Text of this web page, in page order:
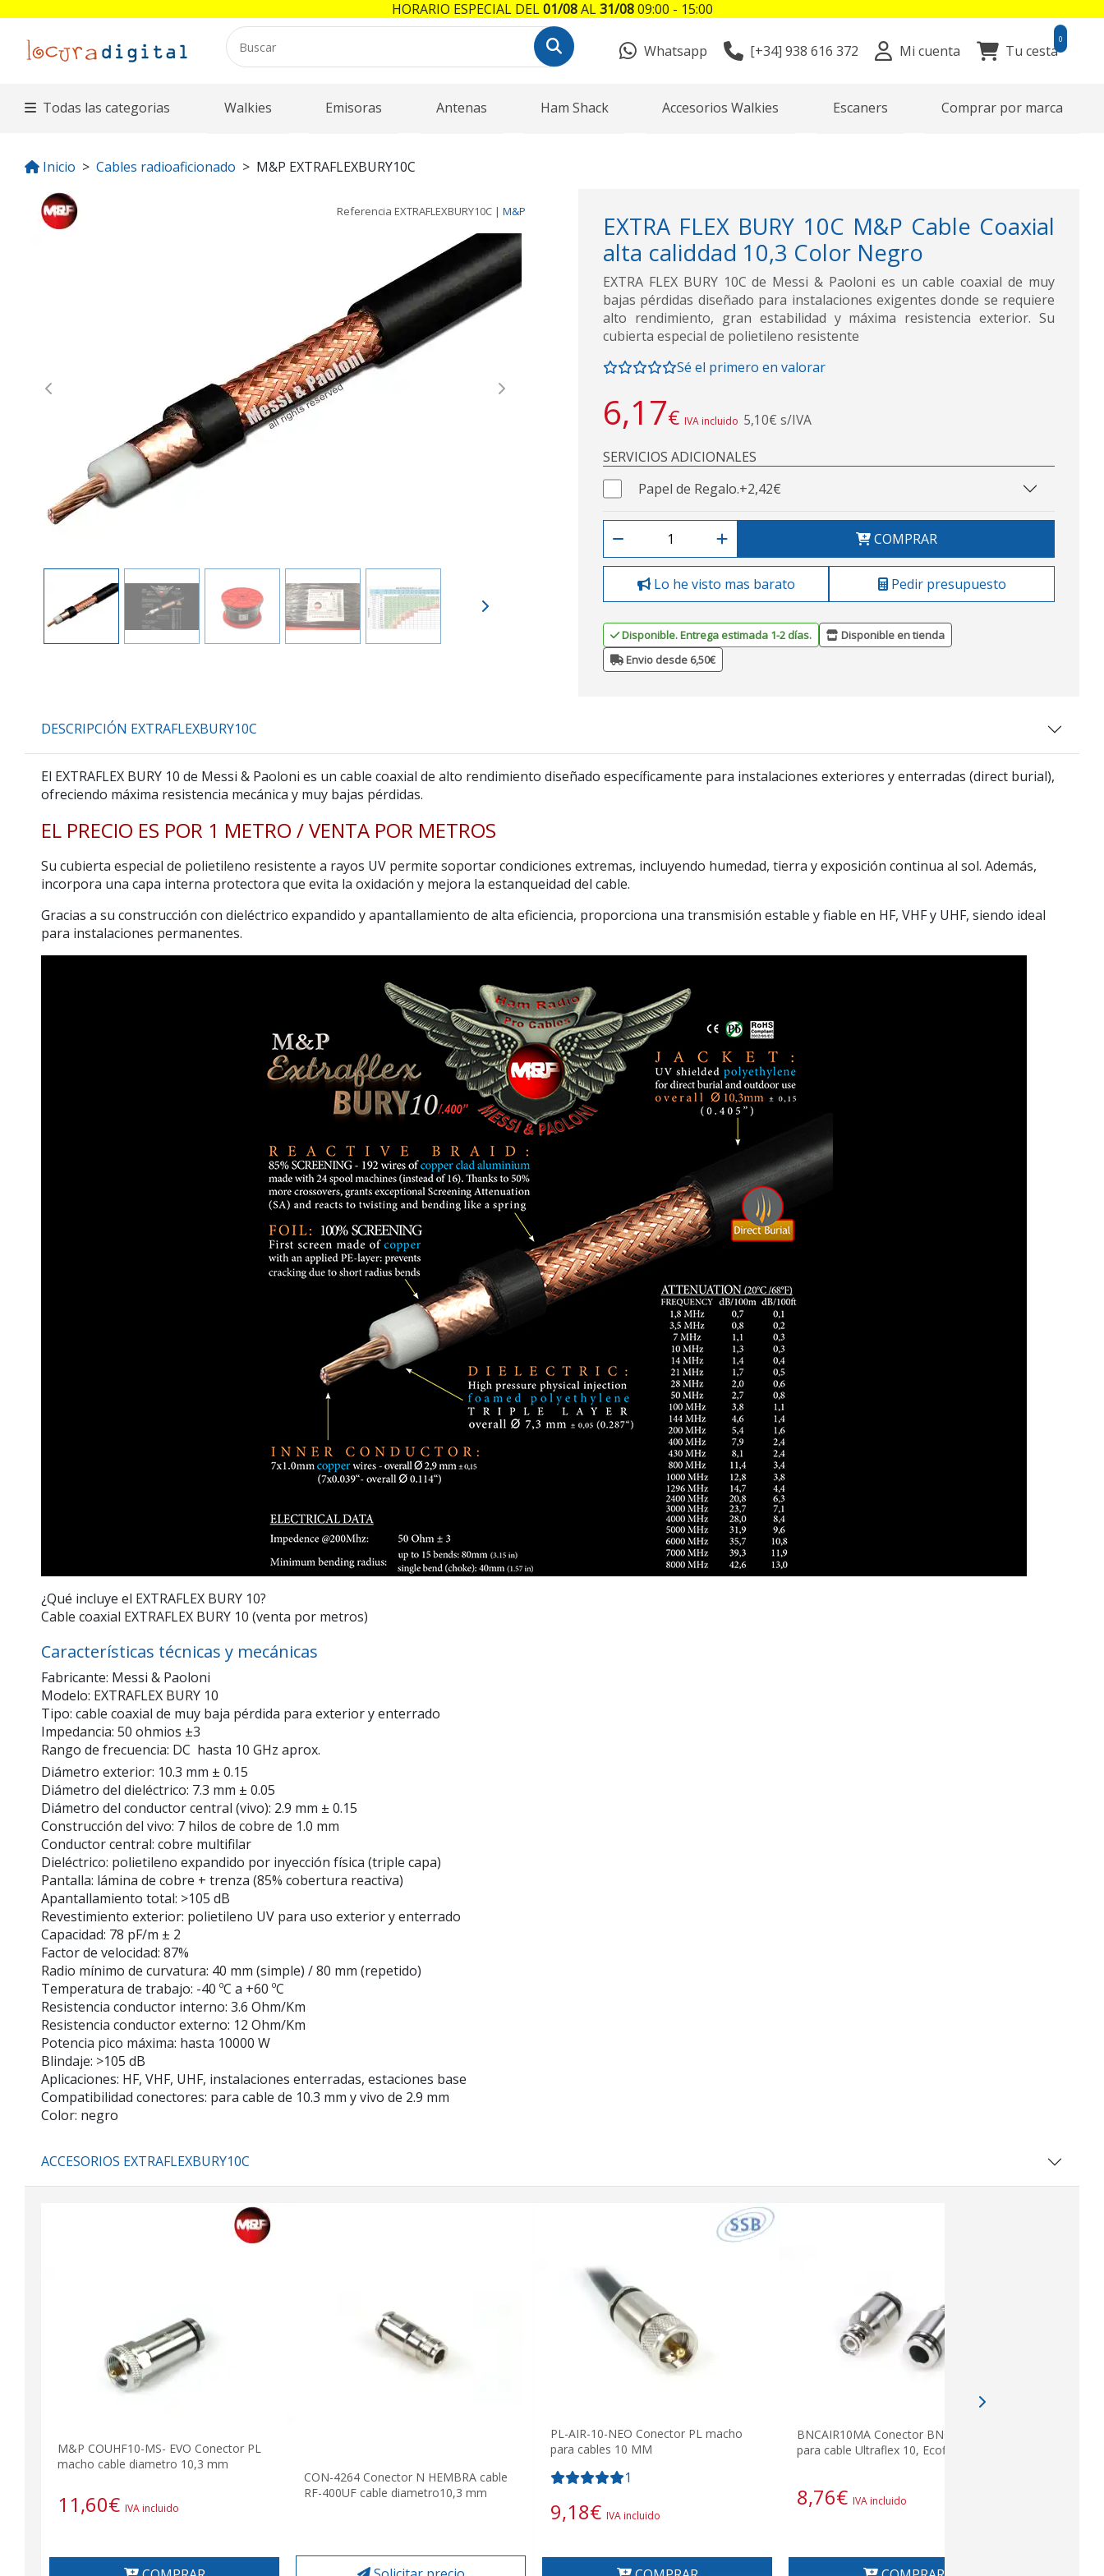
Whatsapp [+34] 938 616 372 Mi cuenta Tu cesta
0
Todas las categorias Walkies Emisoras Antenas Ham Shack Accesorios Walkies Escaners Comprar por marca
Inicio Cables radioaficionado M&P EXTRAFLEXBURY10C
Referencia EXTRAFLEXBURY10C | M&P
Previous Next
EXTRA FLEX BURY 10C M&P Cable Coaxial
alta caliddad 10,3 Color Negro
EXTRA FLEX BURY 10C de Messi & Paoloni es un cable coaxial de muy
bajas pérdidas diseñado para instalaciones exigentes donde se requiere
alto rendimiento, gran estabilidad y máxima resistencia exterior. Su
cubierta especial de polietileno resistente
Sé el primero en valorar
6,17€ IVA incluido 5,10€ s/IVA
SERVICIOS ADICIONALES
Papel de Regalo.+2,42€
COMPRAR
Lo he visto mas barato Pedir presupuesto
Disponible. Entrega estimada 1-2 días.
Disponible en tienda
Envio desde 6,50€
DESCRIPCIÓN EXTRAFLEXBURY10C
El EXTRAFLEX BURY 10 de Messi & Paoloni es un cable coaxial de alto rendimiento diseñado específicamente para instalaciones exteriores y enterradas (direct burial),
ofreciendo máxima resistencia mecánica y muy bajas pérdidas.
EL PRECIO ES POR 1 METRO / VENTA POR METROS
Su cubierta especial de polietileno resistente a rayos UV permite soportar condiciones extremas, incluyendo humedad, tierra y exposición continua al sol. Además,
incorpora una capa interna protectora que evita la oxidación y mejora la estanqueidad del cable.
Gracias a su construcción con dieléctrico expandido y apantallamiento de alta eficiencia, proporciona una transmisión estable y fiable en HF, VHF y UHF, siendo ideal
para instalaciones permanentes.
¿Qué incluye el EXTRAFLEX BURY 10?
Cable coaxial EXTRAFLEX BURY 10 (venta por metros)
Características técnicas y mecánicas
Fabricante: Messi & Paoloni
Modelo: EXTRAFLEX BURY 10
Tipo: cable coaxial de muy baja pérdida para exterior y enterrado
Impedancia: 50 ohmios ±3
Rango de frecuencia: DC  hasta 10 GHz aprox.
Diámetro exterior: 10.3 mm ± 0.15
Diámetro del dieléctrico: 7.3 mm ± 0.05
Diámetro del conductor central (vivo): 2.9 mm ± 0.15
Construcción del vivo: 7 hilos de cobre de 1.0 mm
Conductor central: cobre multifilar
Dieléctrico: polietileno expandido por inyección física (triple capa)
Pantalla: lámina de cobre + trenza (85% cobertura reactiva)
Apantallamiento total: >105 dB
Revestimiento exterior: polietileno UV para uso exterior y enterrado
Capacidad: 78 pF/m ± 2
Factor de velocidad: 87%
Radio mínimo de curvatura: 40 mm (simple) / 80 mm (repetido)
Temperatura de trabajo: -40 ºC a +60 ºC
Resistencia conductor interno: 3.6 Ohm/Km
Resistencia conductor externo: 12 Ohm/Km
Potencia pico máxima: hasta 10000 W
Blindaje: >105 dB
Aplicaciones: HF, VHF, UHF, instalaciones enterradas, estaciones base
Compatibilidad conectores: para cable de 10.3 mm y vivo de 2.9 mm
Color: negro
ACCESORIOS EXTRAFLEXBURY10C
M&P COUHF10-MS- EVO Conector PL
macho cable diametro 10,3 mm
11,60€ IVA incluido
CON-4264 Conector N HEMBRA cable
RF-400UF cable diametro10,3 mm
PL-AIR-10-NEO Conector PL macho
para cables 10 MM
1
9,18€ IVA incluido
BNCAIR10MA Conector BNC MACHO
para cable Ultraflex 10, Ecoflex 10
8,76€ IVA incluido
HORARIO ESPECIAL DEL01/08AL31/0809:00 - 15:00